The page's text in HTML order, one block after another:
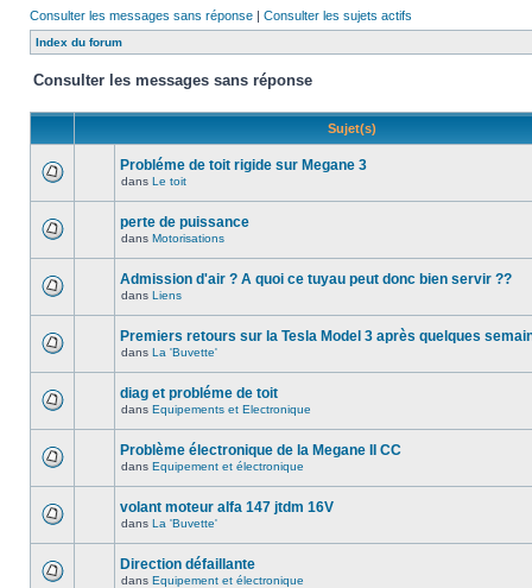
Consulter les messages sans réponse | Consulter les sujets actifs
Index du forum
Consulter les messages sans réponse
Sujet(s)
Probléme de toit rigide sur Megane 3
dans Le toit
perte de puissance
dans Motorisations
Admission d'air ? A quoi ce tuyau peut donc bien servir ??
dans Liens
Premiers retours sur la Tesla Model 3 après quelques
dans La 'Buvette'
diag et probléme de toit
dans Equipements et Electronique
Problème électronique de la Megane II CC
dans Equipement et électronique
volant moteur alfa 147 jtdm 16V
dans La 'Buvette'
Direction défaillante
dans Equipement et électronique